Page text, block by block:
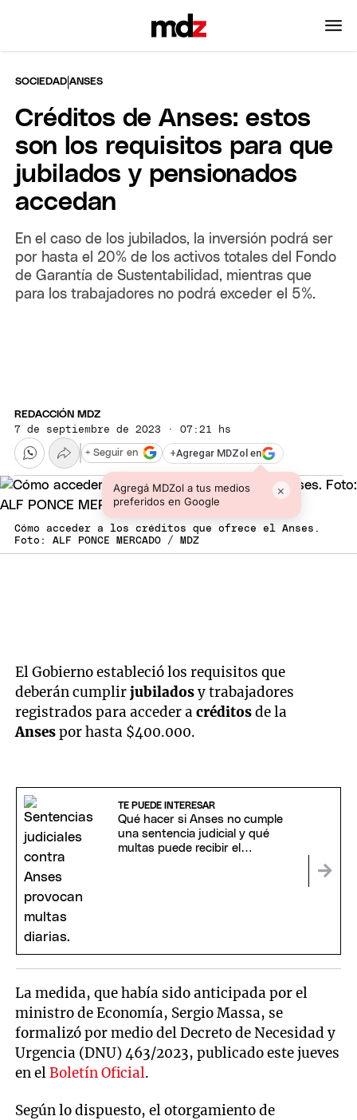
SOCIEDAD |ANSES
Créditos de Anses: estos
son los requisitos para que
jubilados y pensionados
accedan
En el caso de los jubilados, la inversión podrá ser
por hasta el 20% de los activos totales del Fondo
de Garantía de Sustentabilidad, mientras que
para los trabajadores no podrá exceder el 5%.
REDACCIÓN MDZ
7 de septiembre de 2023 · 07:21 hs
+Agregar MDZol en
Agregá MDZol a tus medios
preferidos en Google
×
+ Seguir en
Cómo acceder a los créditos que ofrece el Anses.
Foto: ALF PONCE MERCADO / MDZ
El Gobierno estableció los requisitos que
deberán cumplirjubiladosy trabajadores
registrados para acceder acréditosde la
Ansespor hasta $400.000.
TE PUEDE INTERESAR
Qué hacer si Anses no cumple
una sentencia judicial y qué
multas puede recibir el
La medida, que había sido anticipada por el
ministro de Economía, Sergio Massa, se
formalizó por medio del Decreto de Necesidad y
Urgencia (DNU) 463/2023, publicado este jueves
en elBoletín Oficial.
Según lo dispuesto, el otorgamiento de